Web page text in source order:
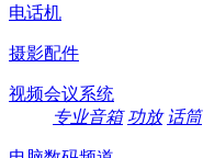
电话机
摄影配件
视频会议系统
专业音箱 功放 话筒